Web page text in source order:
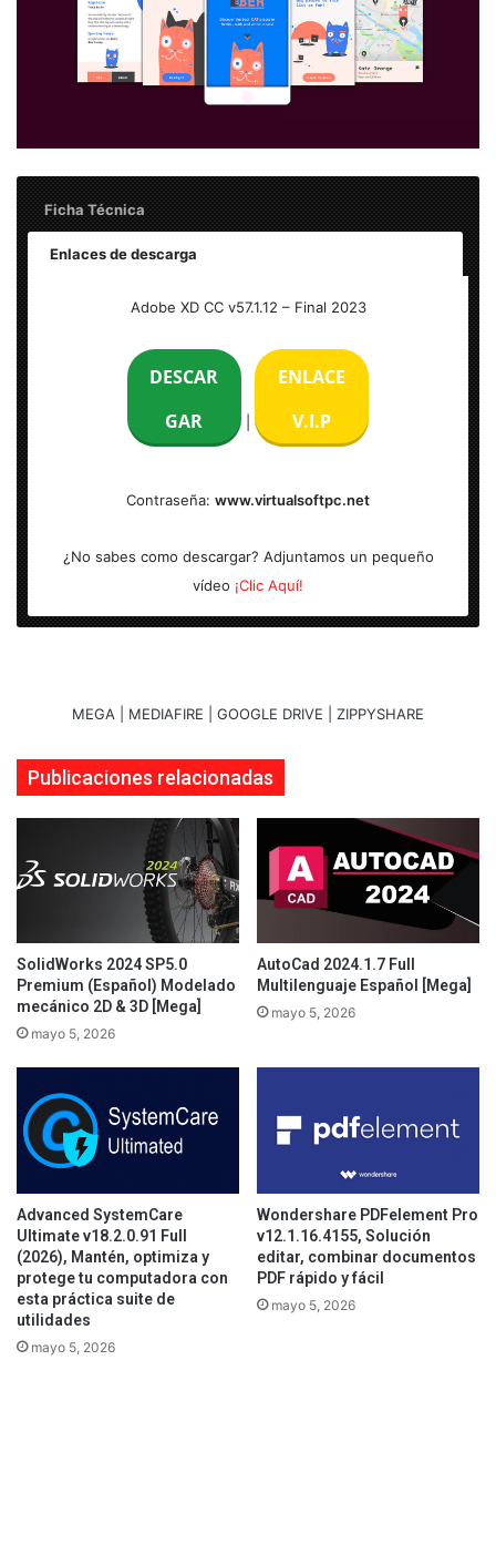
Ficha Técnica
Enlaces de descarga
Multilenguaje (Español)
Adobe XD CC v57.1.12 – Final 2023
DESCAR
GAR
ENLACE
V.I.P
Contraseña: www.virtualsoftpc.net
¿No sabes como descargar? Adjuntamos un pequeño
vídeo ¡Clic Aquí!
MEGA | MEDIAFIRE | GOOGLE DRIVE | ZIPPYSHARE
Publicaciones relacionadas
SolidWorks 2024 SP5.0
Premium (Español) Modelado
mecánico 2D & 3D [Mega]
mayo 5, 2026
AutoCad 2024.1.7 Full
Multilenguaje Español [Mega]
mayo 5, 2026
Advanced SystemCare
Ultimate v18.2.0.91 Full
(2026), Mantén, optimiza y
protege tu computadora con
esta práctica suite de
utilidades
mayo 5, 2026
Wondershare PDFelement Pro
v12.1.16.4155, Solución
editar, combinar documentos
PDF rápido y fácil
mayo 5, 2026